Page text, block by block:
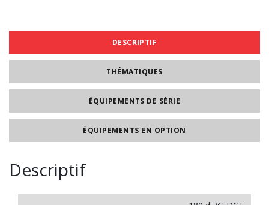
DESCRIPTIF
THÉMATIQUES
ÉQUIPEMENTS DE SÉRIE
ÉQUIPEMENTS EN OPTION
Descriptif